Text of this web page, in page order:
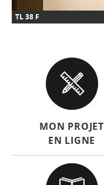
TL 38 F
MON PROJET
EN LIGNE